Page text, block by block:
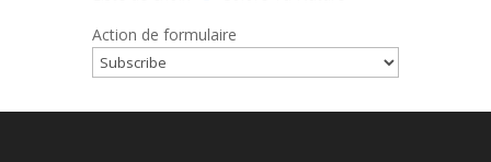
Action de formulaire